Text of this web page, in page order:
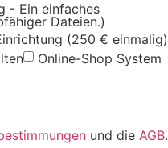
- Ein einfaches
Dateien.)
(250 € einmalig)
Online-Shop System
und die AGB.